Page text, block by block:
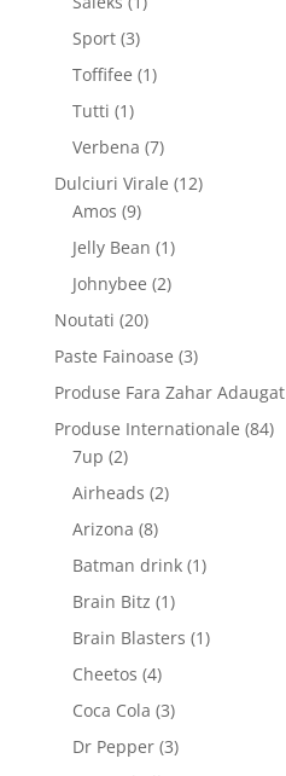
Sport 33
produse
Toffifee 11
Tutti 11
produs
Verbena 77
produse
Dulciuri Virale 1212
Amos 99
produse
Jelly Bean 11
produs
Johnybee 22
Noutati 2020
Paste Fainoase 33
produse
Produse Fara Zahar Adaugat
Produse Internationale 8484
7up 22
produse
Airheads 22
Arizona 88
produse
Batman drink 11
Brain Bitz 11
produs
Brain Blasters 11
Cheetos 44
produse
Coca Cola 33
produse
Dr Pepper 33